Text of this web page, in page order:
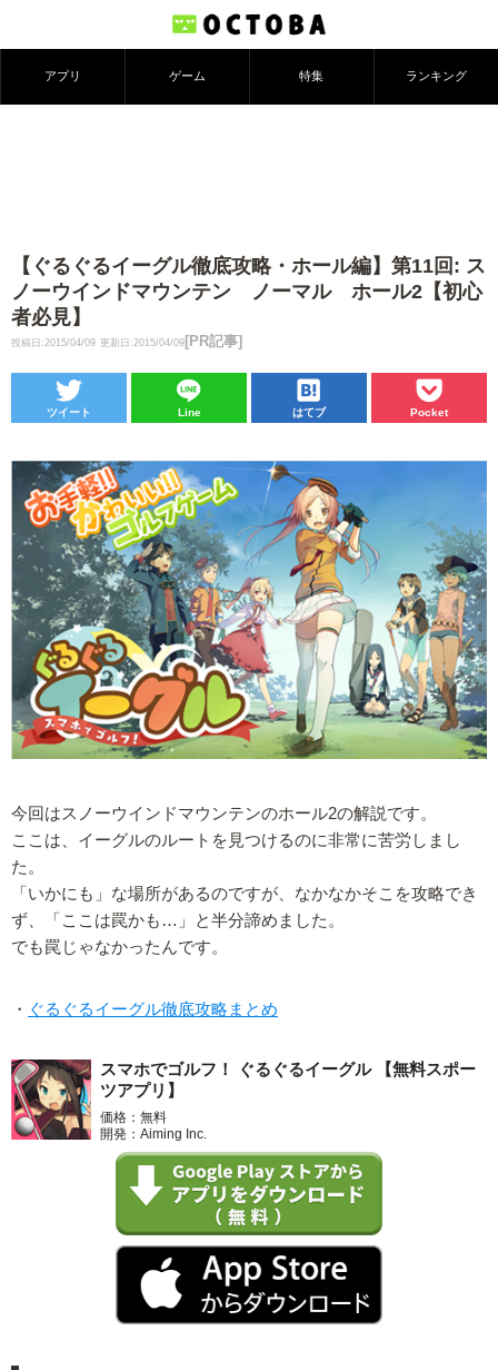
アプリ ゲーム 特集 ランキング
【ぐるぐるイーグル徹底攻略・ホール編】第11回: ス
ノーウインドマウンテン ノーマル ホール2【初心
者必見】
投稿日:2015/04/09 更新日:2015/04/09 [PR記事]
ツイート Line はてブ Pocket
今回はスノーウインドマウンテンのホール2の解説です。
ここは、イーグルのルートを見つけるのに非常に苦労しまし
た。
「いかにも」な場所があるのですが、なかなかそこを攻略でき
ず、「ここは罠かも…」と半分諦めました。
でも罠じゃなかったんです。
・ ぐるぐるイーグル徹底攻略まとめ
スマホでゴルフ！ ぐるぐるイーグル 【無料スポー
ツアプリ】
価格：無料
開発：Aiming Inc.